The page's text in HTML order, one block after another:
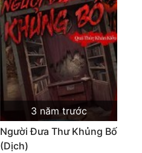
3 năm trước
Người Đưa Thư Khủng Bố
(Dịch)